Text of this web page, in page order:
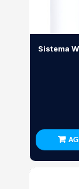
Sistema